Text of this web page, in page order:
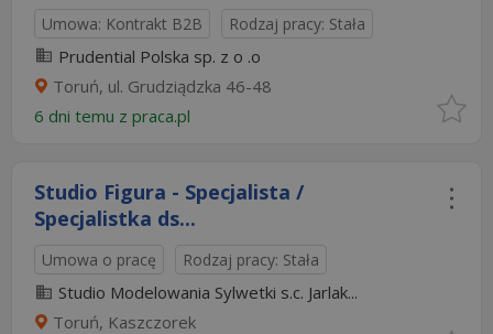
Umowa: Kontrakt B2B Rodzaj pracy: Stała
Prudential Polska sp. z o .o
Toruń, ul. Grudziądzka 46-48
6 dni temu z praca.pl
Studio Figura - Specjalista /
Specjalistka ds...
Umowa o pracę Rodzaj pracy: Stała
Studio Modelowania Sylwetki s.c. Jarlak...
Toruń, Kaszczorek